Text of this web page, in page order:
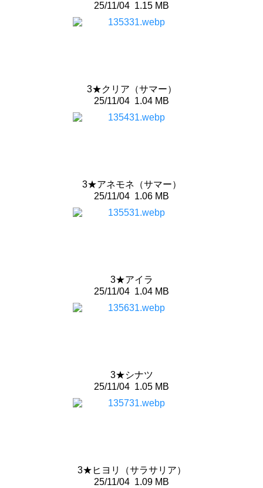
25/11/04 1.15 MB
3★クリア（サマー）
25/11/04 1.04 MB
3★アネモネ（サマー）
25/11/04 1.06 MB
3★アイラ
25/11/04 1.04 MB
3★シナツ
25/11/04 1.05 MB
3★ヒヨリ（サラサリア）
25/11/04 1.09 MB